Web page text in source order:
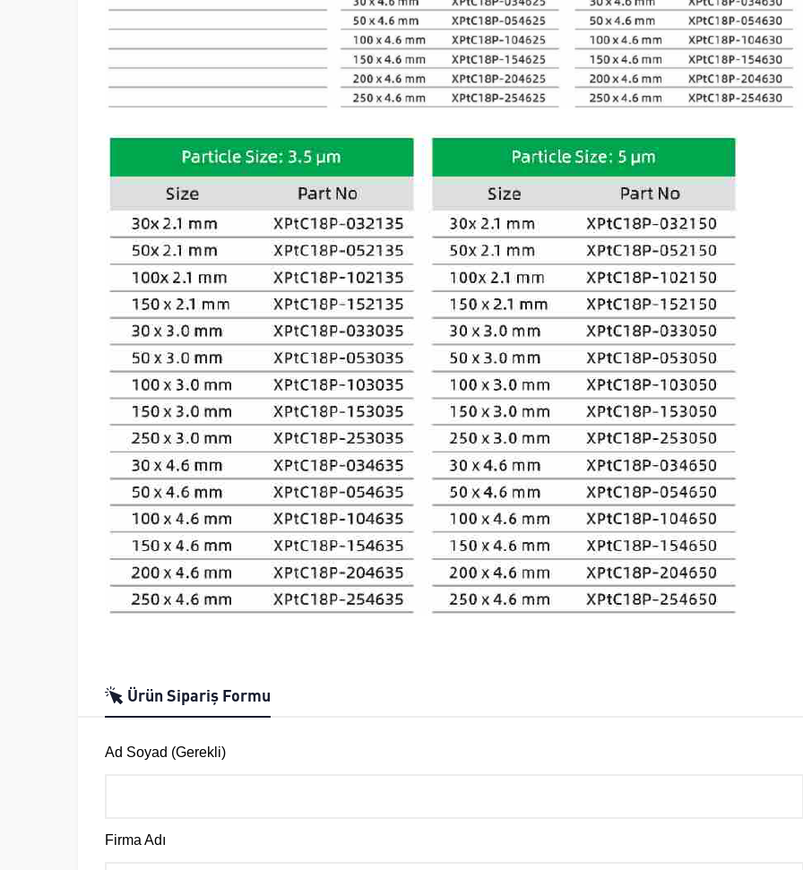
Ürün Sipariş Formu
Ad Soyad (Gerekli)
Firma Adı